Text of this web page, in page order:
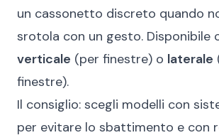
un cassonetto discreto quando
srotola con un gesto. Disponibile
verticale (per finestre) o laterale
finestre).
Il consiglio: scegli modelli con
per evitare lo sbattimento e con